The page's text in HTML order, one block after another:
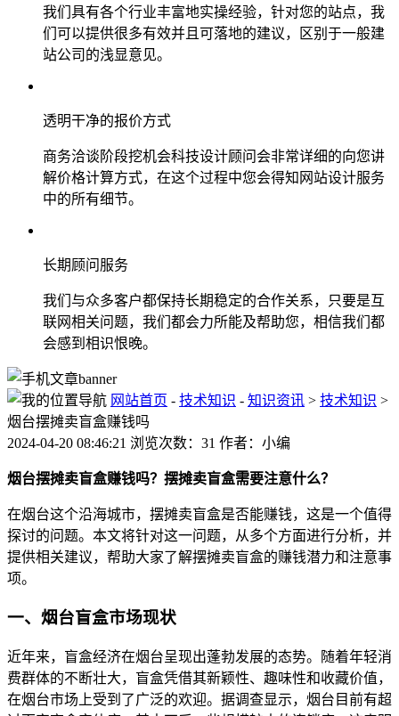
我们具有各个行业丰富地实操经验，针对您的站点，我
们可以提供很多有效并且可落地的建议，区别于一般建
站公司的浅显意见。
透明干净的报价方式
商务洽谈阶段挖机会科技设计顾问会非常详细的向您讲
解价格计算方式，在这个过程中您会得知网站设计服务
中的所有细节。
长期顾问服务
我们与众多客户都保持长期稳定的合作关系，只要是互
联网相关问题，我们都会力所能及帮助您，相信我们都
会感到相识恨晚。
网站首页 - 技术知识 - 知识资讯 > 技术知识 >
烟台摆摊卖盲盒赚钱吗
2024-04-20 08:46:21 浏览次数：31 作者：小编
烟台摆摊卖盲盒赚钱吗？摆摊卖盲盒需要注意什么？
在烟台这个沿海城市，摆摊卖盲盒是否能赚钱，这是一个值得
探讨的问题。本文将针对这一问题，从多个方面进行分析，并
提供相关建议，帮助大家了解摆摊卖盲盒的赚钱潜力和注意事
项。
一、烟台盲盒市场现状
近年来，盲盒经济在烟台呈现出蓬勃发展的态势。随着年轻消
费群体的不断壮大，盲盒凭借其新颖性、趣味性和收藏价值，
在烟台市场上受到了广泛的欢迎。据调查显示，烟台目前有超